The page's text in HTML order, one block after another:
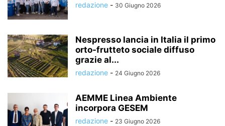
redazione - 30 Giugno 2026
Nespresso lancia in Italia il primo
orto-frutteto sociale diffuso
grazie al...
redazione - 24 Giugno 2026
AEMME Linea Ambiente
incorpora GESEM
redazione - 23 Giugno 2026